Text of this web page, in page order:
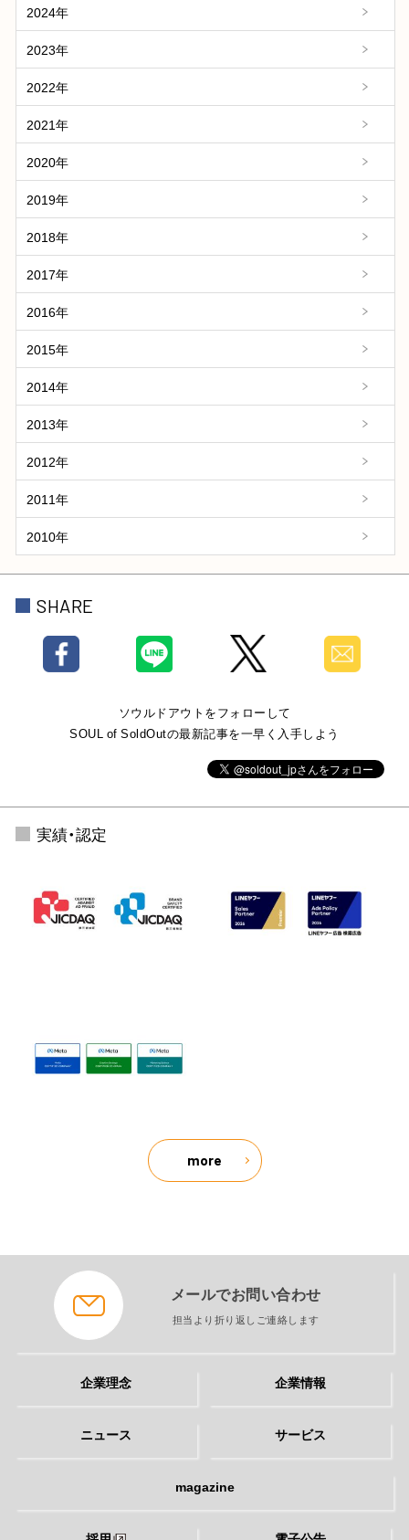
2024年
2023年
2022年
2021年
2020年
2019年
2018年
2017年
2016年
2015年
2014年
2013年
2012年
2011年
2010年
SHARE
ソウルドアウトをフォローして
SOUL of SoldOutの最新記事を一早く入手しよう
実績・認定
more
メールでお問い合わせ
担当より折り返しご連絡します
企業理念 企業情報
ニュース サービス
magazine